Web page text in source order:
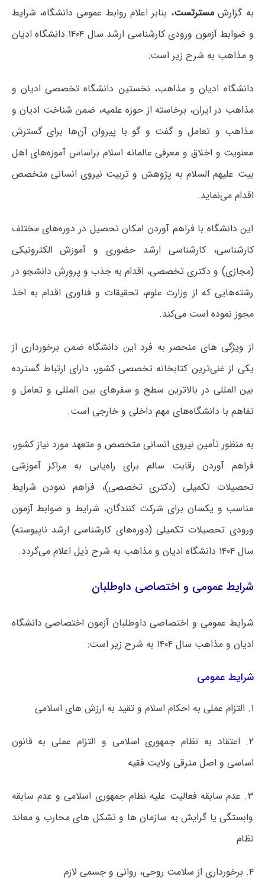
به گزارشمسترتست، بنابر اعلام روابط عمومی دانشگاه، شرایط
و ضوابط آزمون ورودی کارشناسی ارشد سال ۱۴۰۴ دانشگاه ادیان
و مذاهب به شرح زیر است:
دانشگاه ادیان و مذاهب، نخستین دانشگاه تخصصی ادیان و
مذاهب در ایران، برخاسته از حوزه علمیه، ضمن شناخت ادیان و
مذاهب و تعامل و گفت و گو با پیروان آن‌ها برای گسترش
معنویت و اخلاق و معرفی عالمانه اسلام براساس آموزه‌های اهل
بیت علیهم السلام به پژوهش و تربیت نیروی انسانی متخصص
اقدام می‌نماید.
این دانشگاه با فراهم آوردن امکان تحصیل در دوره‌های مختلف
کارشناسی، کارشناسی ارشد حضوری و آموزش الکترونیکی
(مجازی) و دکتری تخصصی، اقدام به جذب و پرورش دانشجو در
رشته‌هایی که از وزارت علوم، تحقیقات و فناوری اقدام به اخذ
مجوز نموده است می‌کند.
از ویژگی های منحصر به فرد این دانشگاه ضمن برخورداری از
یکی از غنی‌ترین کتابخانه تخصصی کشور، دارای ارتباط گسترده
بین المللی در بالاترین سطح و سفرهای بین المللی و تعامل و
تفاهم با دانشگاه‌های مهم داخلی و خارجی است.
به منظور تأمین نیروی انسانی متخصص و متعهد مورد نیاز کشور،
فراهم آوردن رقابت سالم برای راه‌یابی به مراکز آموزشی
تحصیلات تکمیلی (دکتری تخصصی)، فراهم نمودن شرایط
مناسب و یکسان برای شرکت کنندگان، شرایط و ضوابط آزمون
ورودی تحصیلات تکمیلی (دوره‌های کارشناسی ارشد ناپیوسته)
سال ۱۴۰۴ دانشگاه ادیان و مذاهب به شرح ذیل اعلام می‌گردد.
شرایط عمومی و اختصاصی داوطلبان
شرایط عمومی و اختصاصی داوطلبان آزمون اختصاصی دانشگاه
ادیان و مذاهب سال ۱۴۰۴ به شرح زیر است:
شرایط عمومی
۱. التزام عملی به احکام اسلام و تقید به ارزش های اسلامی
۲. اعتقاد به نظام جمهوری اسلامی و التزام عملی به قانون
اساسی و اصل مترقی ولایت فقیه
۳. عدم سابقه فعالیت علیه نظام جمهوری اسلامی و عدم سابقه
وابستگی یا گرایش به سازمان ها و تشکل های محارب و معاند
نظام
۴. برخورداری از سلامت روحی، روانی و جسمی لازم